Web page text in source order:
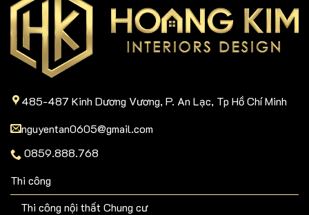
485-487 Kinh Dương Vương, P. An Lạc, Tp Hồ Chí Minh
nguyentan0605@gmail.com
0859.888.768
Thi công
Thi công nội thất Chung cư